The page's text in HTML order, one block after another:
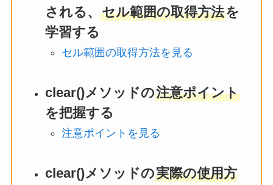
される、 セル範囲の取得方法を
学習する
セル範囲の取得方法を見る
clear()メソッドの注意ポイント
を把握する
注意ポイントを見る
clear()メソッドの実際の使用方